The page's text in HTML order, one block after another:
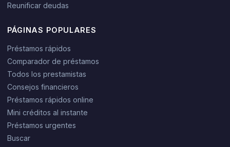
Reunificar deudas
PÁGINAS POPULARES
Préstamos rápidos
Comparador de préstamos
Todos los prestamistas
Consejos financieros
Préstamos rápidos online
Mini créditos al instante
Préstamos urgentes
Buscar